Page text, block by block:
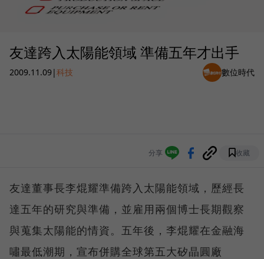
友達跨入太陽能領域 準備五年才出手
2009.11.09|科技 數位時代
分享 收藏
友達董事長李焜耀準備跨入太陽能領域，歷經長
達五年的研究與準備，並雇用兩個博士長期觀察
與蒐集太陽能的情資。五年後，李焜耀在金融海
嘯最低潮期，宣布併購全球第五大矽晶圓廠